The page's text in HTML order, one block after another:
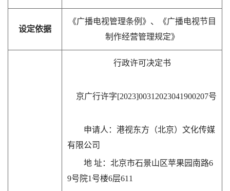
设定依据
《广播电视管理条例》、《广播电视节目
制作经营管理规定》
行政许可决定书
京广行许字[2023]00312023041900207号
申请人：港视东方（北京）文化传媒
有限公司
地 址：北京市石景山区苹果园南路6
9号院1号楼6层611